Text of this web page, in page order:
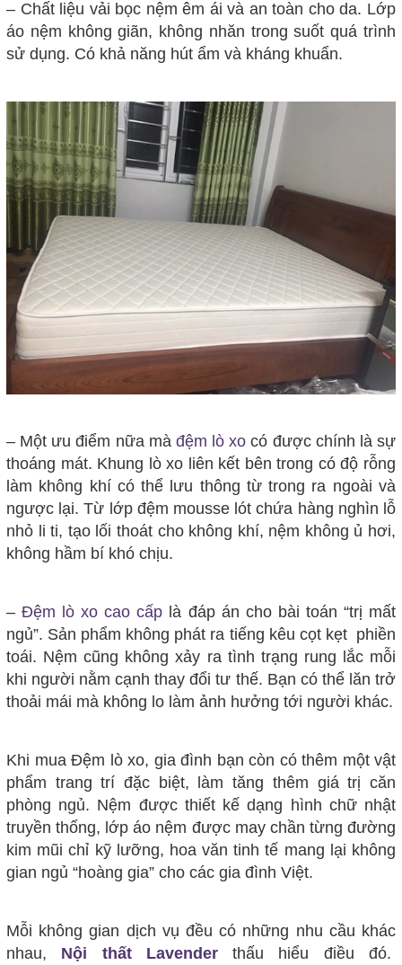
– Chất liệu vải bọc nệm êm ái và an toàn cho da. Lớp
áo nệm không giãn, không nhăn trong suốt quá trình
sử dụng. Có khả năng hút ẩm và kháng khuẩn.
– Một ưu điểm nữa mà đệm lò xo có được chính là sự
thoáng mát. Khung lò xo liên kết bên trong có độ rỗng
làm không khí có thể lưu thông từ trong ra ngoài và
ngược lại. Từ lớp đệm mousse lót chứa hàng nghìn lỗ
nhỏ li ti, tạo lối thoát cho không khí, nệm không ủ hơi,
không hầm bí khó chịu.
–Đệm lò xo cao cấp là đáp án cho bài toán “trị mất
ngủ”. Sản phẩm không phát ra tiếng kêu cọt kẹt phiền
toái. Nệm cũng không xảy ra tình trạng rung lắc mỗi
khi người nằm cạnh thay đổi tư thế. Bạn có thể lăn trở
thoải mái mà không lo làm ảnh hưởng tới người khác.
Khi mua Đệm lò xo, gia đình bạn còn có thêm một vật
phẩm trang trí đặc biệt, làm tăng thêm giá trị căn
phòng ngủ. Nệm được thiết kế dạng hình chữ nhật
truyền thống, lớp áo nệm được may chần từng đường
kim mũi chỉ kỹ lưỡng, hoa văn tinh tế mang lại không
gian ngủ “hoàng gia” cho các gia đình Việt.
Mỗi không gian dịch vụ đều có những nhu cầu khác
nhau, Nội thất Lavenderthấu hiểu điều đó.